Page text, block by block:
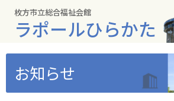
枚方市立総合福祉会館
ラポールひらかた
お知らせ